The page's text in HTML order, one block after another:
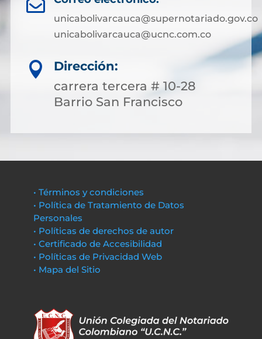
unicabolivarcauca@supernotariado.gov.co
unicabolivarcauca@ucnc.com.co

Dirección:
carrera tercera # 10-28
Barrio San Francisco
• Términos y condiciones
• Política de Tratamiento de Datos
Personales
• Políticas de derechos de autor
• Certificado de Accesibilidad
• Políticas de Privacidad Web
• Mapa del Sitio